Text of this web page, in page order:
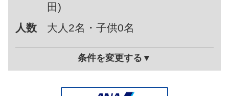
田)
人数
大人2名・子供0名
条件を変更する▼